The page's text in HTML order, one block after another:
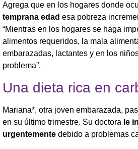
​Agrega que en los hogares donde
temprana edad esa pobreza
“Mientras en los hogares se haga
alimentos requeridos, la mala
embarazadas, lactantes y en los
problema”.
​Una dieta rica en
Mariana*, otra joven embarazada,
en su último trimestre. Su doctora le
urgentemente debido a problemas